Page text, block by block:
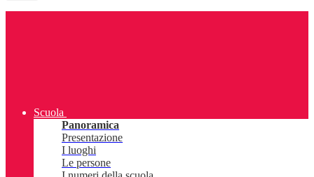
Scuola
Panoramica
Presentazione
I luoghi
Le persone